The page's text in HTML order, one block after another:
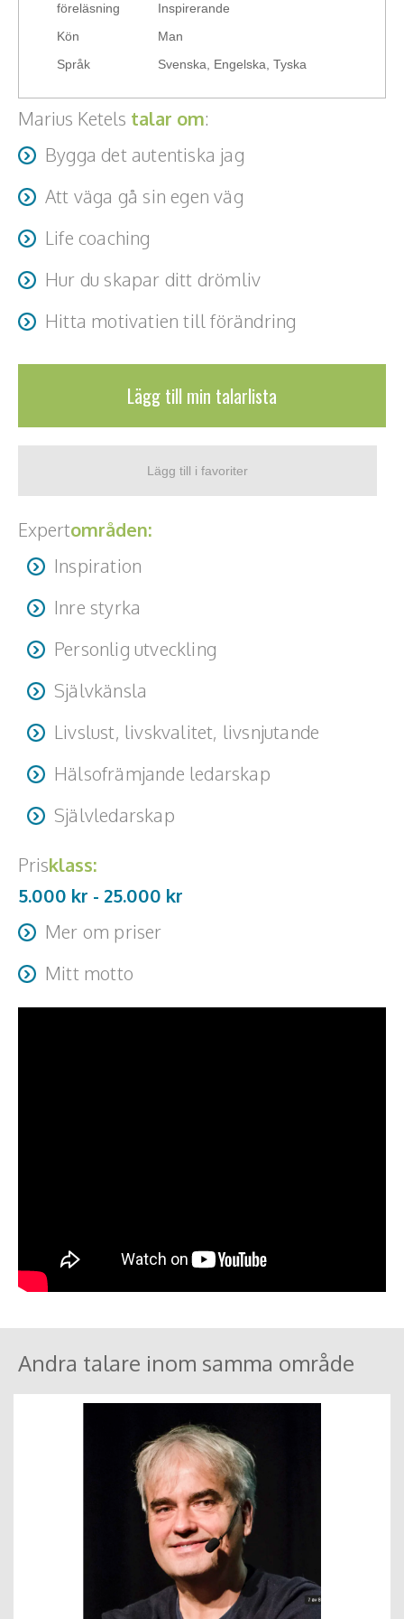
Teamwork, teambuilding, relationer
Kända personer
föreläsning
Inspirerande
Kön
Man
Språk
Svenska, Engelska, Tyska
Marius Ketels talar om:
Bygga det autentiska jag
Att väga gå sin egen väg
Life coaching
Hur du skapar ditt drömliv
Hitta motivatien till förändring
Lägg till min talarlista
Expertområden:
Inspiration
Inre styrka
Personlig utveckling
Självkänsla
Livslust, livskvalitet, livsnjutande
Hälsofrämjande ledarskap
Självledarskap
Prisklass:
5.000 kr - 25.000 kr
Mer om priser
Resa + logi tillkommer
Mitt motto
"Questions sparking change"
Andra talare inom samma område